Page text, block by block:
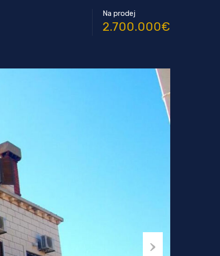
Na prodej
2.700.000€